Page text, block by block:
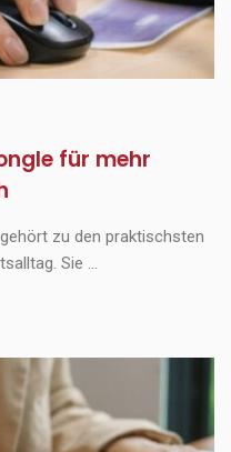
für mehr
zu den praktischsten
Sie ...